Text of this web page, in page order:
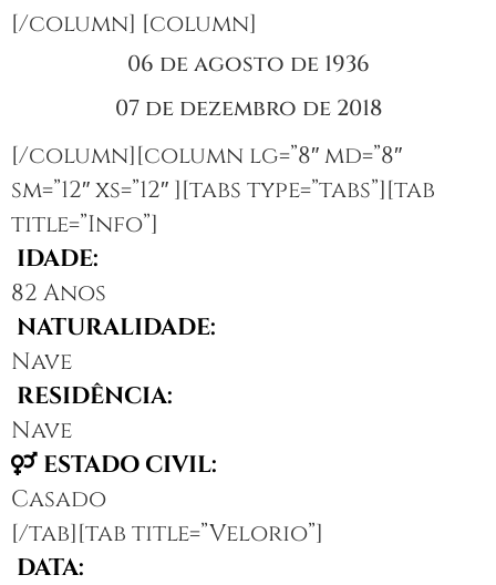
[/column] [column]
06 de agosto de 1936
07 de dezembro de 2018
[/column][column lg=”8″ md=”8″
sm=”12″ xs=”12″ ][tabs type=”tabs”][tab
title=”Info”]
IDADE:
82 Anos
NATURALIDADE:
Nave
RESIDÊNCIA:
Nave
ESTADO CIVIL:
Casado
[/tab][tab title=”Velorio”]
DATA: